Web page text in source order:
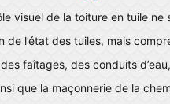
visuel de la toiture en tuile ne
de l’état des tuiles, mais
faîtages, des conduits
que la maçonnerie de la